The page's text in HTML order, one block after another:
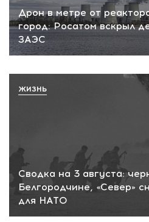
Дрон в метре от
город: Росатом вскрыл
ЗАЭС
Сводка на 3 августа:
Белгородчине, «Север»
для НАТО
ЖИЗНЬ